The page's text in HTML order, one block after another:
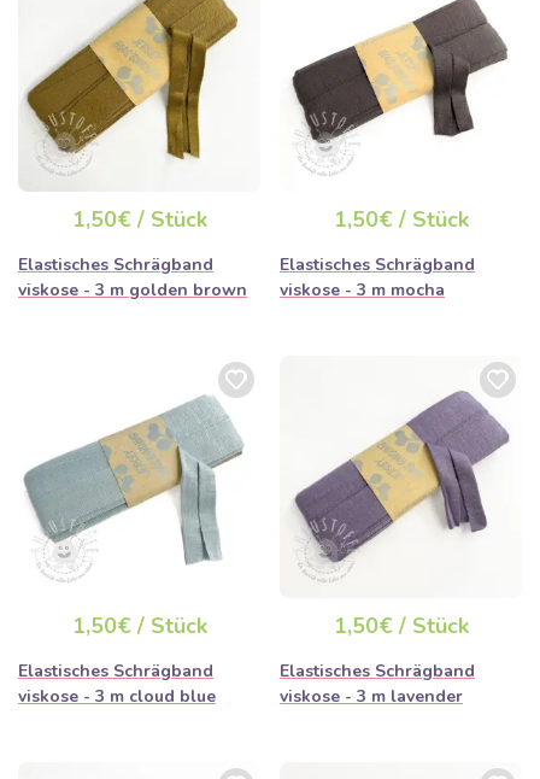
1,50€ / Stück
Elastisches Schrägband
viskose - 3 m golden brown
1,50€ / Stück
Elastisches Schrägband
viskose - 3 m mocha
1,50€ / Stück
Elastisches Schrägband
viskose - 3 m cloud blue
1,50€ / Stück
Elastisches Schrägband
viskose - 3 m lavender